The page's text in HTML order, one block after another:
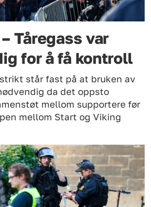
Tåregass var
for å få kontroll
står fast på at bruken av
da det oppsto
mellom supportere før
mellom Start og Viking